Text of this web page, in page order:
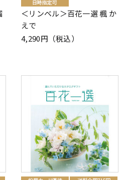
＜リンベル＞百花一選 楓 か
えで
4,290円（税込）